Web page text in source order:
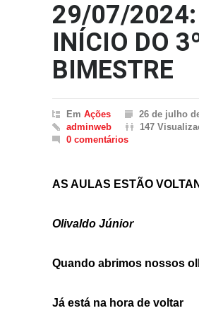
29/07/2024:
INÍCIO DO
BIMESTRE
Em Ações
26 de julho
adminweb
147
0 comentários
AS AULAS ESTÃO
Olivaldo Júnior
Quando abrimos nossos
Já está na hora de voltar